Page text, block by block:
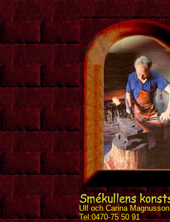
Ulf och Carina Magnusson
Tel:0470-75 50 91